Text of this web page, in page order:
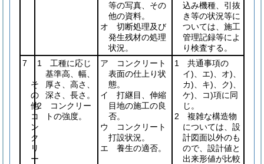
等の写真、その
他の資料。
オ 切断処理及び
発生残材の処理
状況。
込み機種、引抜
き等の状況等に
ついては、施工
管理記録等によ
り検査する。
7
そ
の
他
コ
ン
ク
リ
ー
1 工種に応じ
基準高、幅、
厚さ、高さ、
深さ、長さ。
2 コンクリー
トの強度。
ア コンクリート
表面の仕上り状
態。
イ 打継目、伸縮
目地の施工の良
否。
ウ コンクリート
打設状況。
エ 養生の適否。
1 共通事項の
イ)、エ)、オ)、
カ)、キ)、ク)、
ケ)、コ)項に同
じ。
2 複雑な構造物
については、設
計図面以外のも
ので、設計値と
出来形値が比較